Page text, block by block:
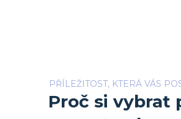
PŘÍLEŽITOST, KTERÁ VÁS
Proč si vybrat